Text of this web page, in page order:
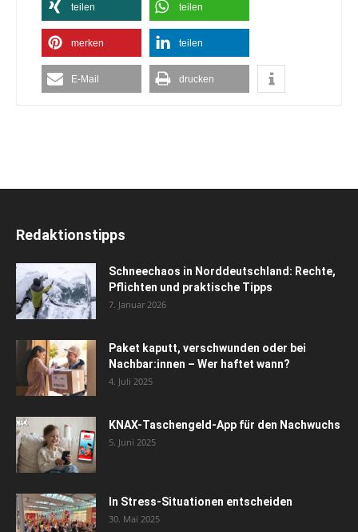
teilen teilen
merken teilen
E-Mail drucken
Redaktionstipps
Schneechaos in Norddeutschland: Rechte,
Pflichten und praktische Tipps
7. Januar 2026
Paket kaputt, verschwunden oder bei
Nachbar:innen – Wer haftet wann?
4. Juli 2025
KNAX-Taschengeld-App für den Nachwuchs
5. Juni 2025
In Stress-Situationen entscheiden
30. Mai 2025